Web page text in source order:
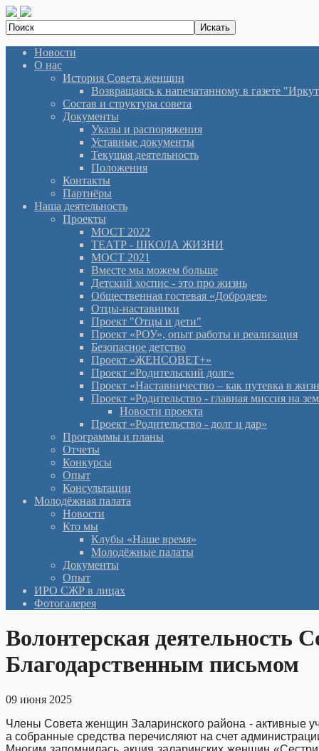
Новости
О нас
История Cовета женщин
Возвращаясь к напечатанному в газете
Состав и структура совета
Документы
Указы и распоряжения
Уставные документы
Текущая деятельность
Положения
Контакты
Партнёры
Наша деятельность
Проекты
МОСТ 2022
ТЕАТР - ШКОЛА ЖИЗНИ
МОСТ 2021
Вместе мы можем больше
Детский хоспис - это про жизнь
Общественная гостевая «Добродея»
Отцы-наставники
Проект "Отцы и дети"
Проект «РОУ», опыт работы и реализация
Безопасное детство
Проект «ЖЕНСОВЕТ+»
Проект «Родительский долг»
Проект «Наставничество – как путевка в
Проект «Родительство - главная миссия на
Новости проекта
Проект «Родительство - долг и дар»
Программы и планы
Отчеты
Конкурсы
Опыт
Консультации
Молодёжная палата
Новости
Кто мы
Клубы «Наше время»
Молодёжные палаты
Документы
Опыт
ИРО СЖР в лицах
Фотогалерея
Волонтерская деятельность
Благодарственным письмом
09 июня 2025
Члены Совета женщин Заларинского района - активные
а собранные средства перечисляют на счет